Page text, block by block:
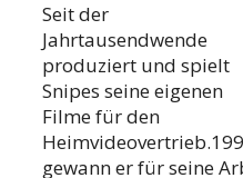
Seit der
Jahrtausendwende
produziert und spielt
Snipes seine eigenen
Filme für den
gewann er für seine